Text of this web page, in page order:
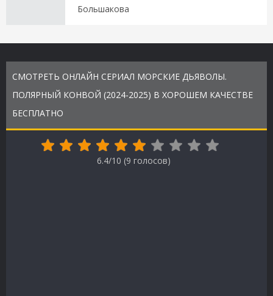
Большакова
СМОТРЕТЬ ОНЛАЙН СЕРИАЛ МОРСКИЕ ДЬЯВОЛЫ.
ПОЛЯРНЫЙ КОНВОЙ (2024-2025) В ХОРОШЕМ КАЧЕСТВЕ
БЕСПЛАТНО
6.4/10 (9 голосов)